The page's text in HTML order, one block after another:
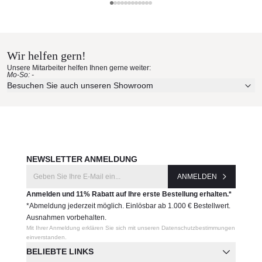
Gloster
Erleben Sie unsere Stoffe und Materialien ganz in Ruhe in
Ihren eigenen vier Wänden.
Aktuelle Originalstoffe des Herstellers
Wir helfen gern!
Unsere Mitarbeiter helfen Ihnen gerne weiter:
Mo-So: -
Besuchen Sie auch unseren Showroom
BELIEBTE LINKS
NEWSLETTER ANMELDUNG
ANMELDEN
Anmelden und 11% Rabatt auf Ihre erste Bestellung erhalten.*
*Abmeldung jederzeit möglich. Einlösbar ab 1.000 € Bestellwert.
Ausnahmen vorbehalten.
Mit Ihrer Anmeldung erklären Sie sich mit unseren Datenschutzbestimmungen
einverstanden.